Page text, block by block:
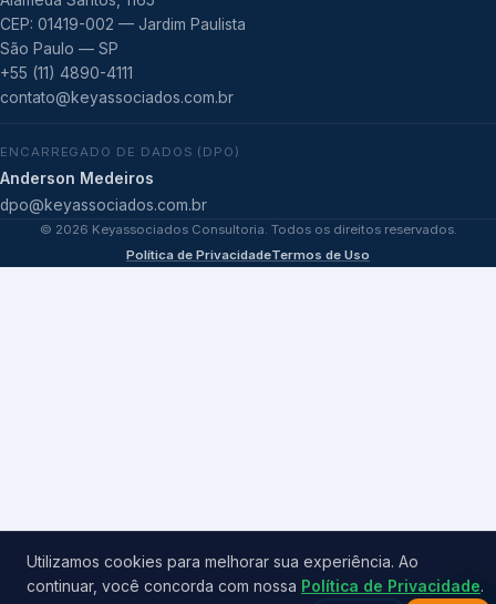
CEP: 01419-002 — Jardim Paulista
São Paulo — SP
+55 (11) 4890-4111
contato@keyassociados.com.br
ENCARREGADO DE DADOS (DPO)
Anderson Medeiros
dpo@keyassociados.com.br
© 2026 Keyassociados Consultoria. Todos os direitos reservados.
Política de PrivacidadeTermos de Uso
Utilizamos cookies para melhorar sua experiência. Ao
continuar, você concorda com nossa Política de Privacidade.